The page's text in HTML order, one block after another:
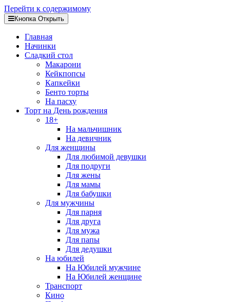
Перейти к содержимому
Кнопка Открыть
Главная
Начинки
Сладкий стол
Макарони
Кейкпопсы
Капкейки
Бенто торты
На пасху
Торт на День рождения
18+
На мальчишник
На девичник
Для женщины
Для любимой девушки
Для подруги
Для жены
Для мамы
Для бабушки
Для мужчины
Для парня
Для друга
Для мужа
Для папы
Для дедушки
На юбилей
На Юбилей мужчине
На Юбилей женщине
Транспорт
Кино